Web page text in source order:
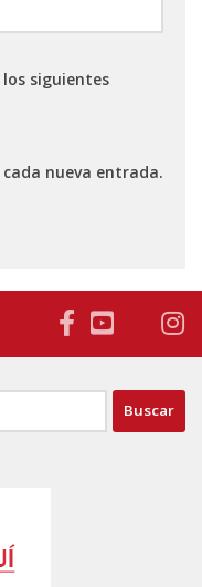
siguientes
nueva entrada.